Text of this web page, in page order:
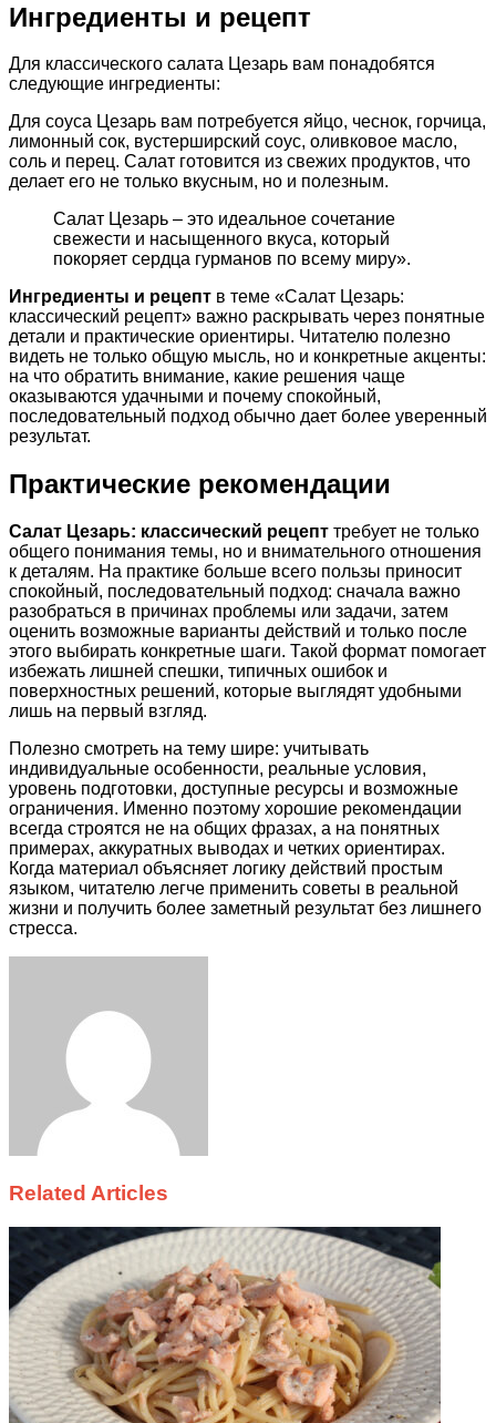
Ингредиенты и рецепт
Для классического салата Цезарь вам понадобятся
следующие ингредиенты:
Для соуса Цезарь вам потребуется яйцо, чеснок, горчица,
лимонный сок, вустерширский соус, оливковое масло,
соль и перец. Салат готовится из свежих продуктов, что
делает его не только вкусным, но и полезным.
Салат Цезарь – это идеальное сочетание
свежести и насыщенного вкуса, который
покоряет сердца гурманов по всему миру».
Ингредиенты и рецепт в теме «Салат Цезарь:
классический рецепт» важно раскрывать через понятные
детали и практические ориентиры. Читателю полезно
видеть не только общую мысль, но и конкретные акценты:
на что обратить внимание, какие решения чаще
оказываются удачными и почему спокойный,
последовательный подход обычно дает более уверенный
результат.
Практические рекомендации
Салат Цезарь: классический рецепт требует не только
общего понимания темы, но и внимательного отношения
к деталям. На практике больше всего пользы приносит
спокойный, последовательный подход: сначала важно
разобраться в причинах проблемы или задачи, затем
оценить возможные варианты действий и только после
этого выбирать конкретные шаги. Такой формат помогает
избежать лишней спешки, типичных ошибок и
поверхностных решений, которые выглядят удобными
лишь на первый взгляд.
Полезно смотреть на тему шире: учитывать
индивидуальные особенности, реальные условия,
уровень подготовки, доступные ресурсы и возможные
ограничения. Именно поэтому хорошие рекомендации
всегда строятся не на общих фразах, а на понятных
примерах, аккуратных выводах и четких ориентирах.
Когда материал объясняет логику действий простым
языком, читателю легче применить советы в реальной
жизни и получить более заметный результат без лишнего
стресса.
Related Articles